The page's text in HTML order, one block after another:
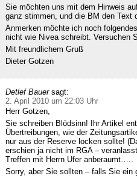
Sie möchten uns mit dem Hinweis
ganz stimmen, und die BM den Text
Anmerken möchte ich noch
nicht wie Nivea schreibt. Versuchen
Mit freundlichem Gruß
Dieter Gotzen
Detlef Bauer sagt:
2. April 2010 um 22:03 Uhr
Herr Gotzen,
Sie schreiben Blödsinn! Ihr Artikel
Übertreibungen, wie der
nur aus der Reserve locken sollte!
erschien ja nicht im RGA –
Treffen mit Herrn Ufer anberaumt…..
Sorry, aber Sie sollten – falls Sie ein